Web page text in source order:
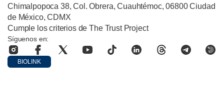
Chimalpopoca 38, Col. Obrera, Cuauhtémoc, 06800 Ciudad
de México, CDMX
Cumple los criterios de The Trust Project
Síguenos en:
BIOLINK